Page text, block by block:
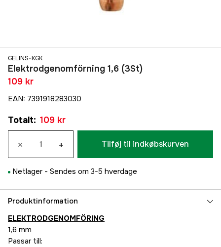
GELINS-KGK
Elektrodgenomförning 1,6 (3St)
109 kr
EAN: 7391918283030
Totalt: 109 kr
× + Tilføj til indkøbskurven
Netlager - Sendes om 3-5 hverdage
Produktinformation
ELEKTRODGENOMFÖRING
1,6 mm
Passar till: